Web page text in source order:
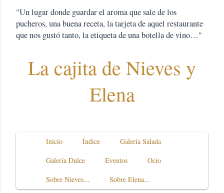
"Un lugar donde guardar el aroma que sale de los
pucheros, una buena receta, la tarjeta de aquel restaurante
que nos gustó tanto, la etiqueta de una botella de vino…"
La cajita de Nieves y
Elena
Inicio Índice
Galería Salada
Galería Dulce
Eventos
Ocio
Sobre Nieves...
Sobre Elena...